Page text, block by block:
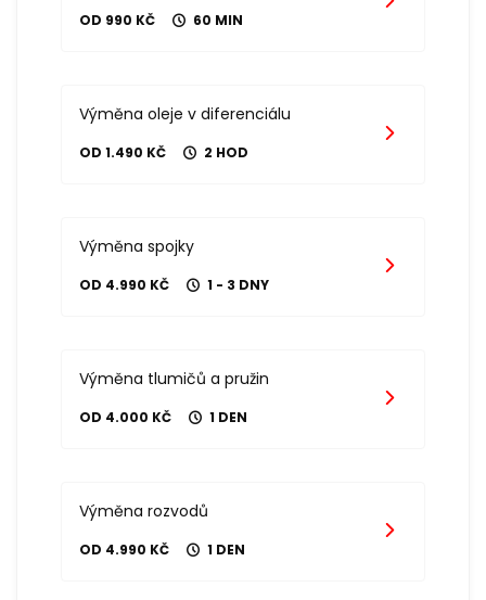
OD 990 KČ 60 MIN
Výměna oleje v diferenciálu
OD 1.490 KČ 2 HOD
Výměna spojky
OD 4.990 KČ 1 - 3 DNY
Výměna tlumičů a pružin
OD 4.000 KČ 1 DEN
Výměna rozvodů
OD 4.990 KČ 1 DEN